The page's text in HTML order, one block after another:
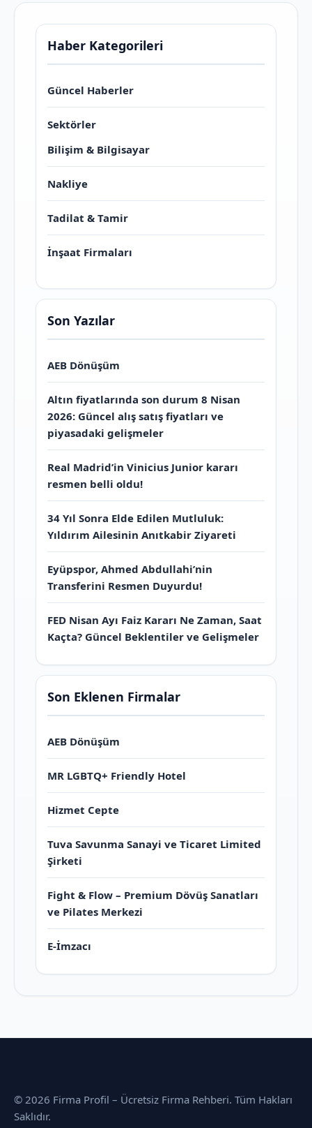
Haber Kategorileri
Güncel Haberler
Sektörler
Bilişim & Bilgisayar
Nakliye
Tadilat & Tamir
İnşaat Firmaları
Son Yazılar
AEB Dönüşüm
Altın fiyatlarında son durum 8 Nisan
2026: Güncel alış satış fiyatları ve
piyasadaki gelişmeler
Real Madrid’in Vinicius Junior kararı
resmen belli oldu!
34 Yıl Sonra Elde Edilen Mutluluk:
Yıldırım Ailesinin Anıtkabir Ziyareti
Eyüpspor, Ahmed Abdullahi’nin
Transferini Resmen Duyurdu!
FED Nisan Ayı Faiz Kararı Ne Zaman, Saat
Kaçta? Güncel Beklentiler ve Gelişmeler
Son Eklenen Firmalar
AEB Dönüşüm
MR LGBTQ+ Friendly Hotel
Hizmet Cepte
Tuva Savunma Sanayi ve Ticaret Limited
Şirketi
Fight & Flow – Premium Dövüş Sanatları
ve Pilates Merkezi
E-İmzacı
© 2026 Firma Profil – Ücretsiz Firma Rehberi. Tüm Hakları
Saklıdır.